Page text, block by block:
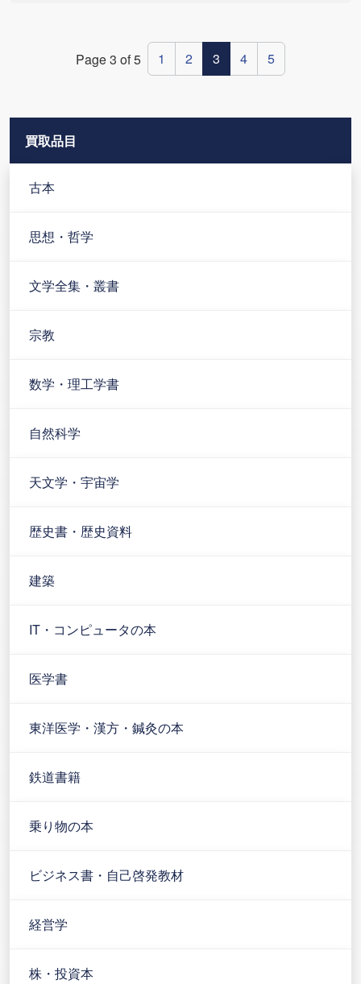
Page 3 of 5 1 2 3 4 5
買取品目
古本
思想・哲学
文学全集・叢書
宗教
数学・理工学書
自然科学
天文学・宇宙学
歴史書・歴史資料
建築
IT・コンピュータの本
医学書
東洋医学・漢方・鍼灸の本
鉄道書籍
乗り物の本
ビジネス書・自己啓発教材
経営学
株・投資本